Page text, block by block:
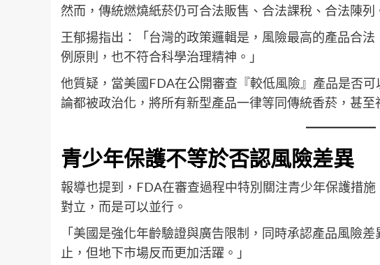
然而，傳統燃燒紙菸仍可合法販售、合法課稅、合法陳列
王郁揚指出：「台灣的政策邏輯是，風險最高的產品合
例原則，也不符合科學治理精神。」
他質疑，當美國FDA在公開審查『較低風險』產品是否
論都被政治化，將所有新型產品一律等同傳統香菸，甚至
青少年保護不等於否認風險差異
報導也提到，FDA在審查過程中特別關注青少年保護措
對立，而是可以並行。
「美國是強化年齡驗證與廣告限制，同時承認產品風險
止，但地下市場反而更加活躍。」